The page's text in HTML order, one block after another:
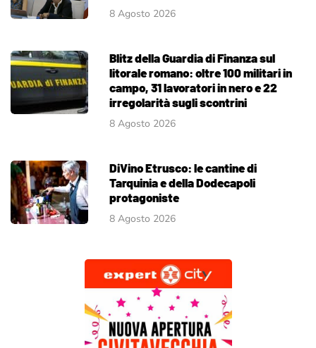
8 Agosto 2026
Blitz della Guardia di Finanza sul
litorale romano: oltre 100 militari in
campo, 31 lavoratori in nero e 22
irregolarità sugli scontrini
8 Agosto 2026
DiVino Etrusco: le cantine di
Tarquinia e della Dodecapoli
protagoniste
8 Agosto 2026